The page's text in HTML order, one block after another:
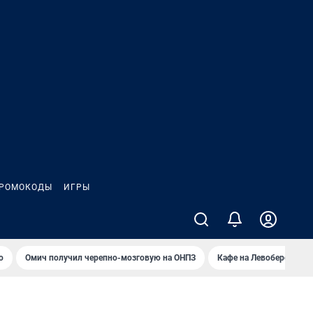
ИГРЫ
Омич получил черепно-мозговую на ОНПЗ Кафе на Левобережье